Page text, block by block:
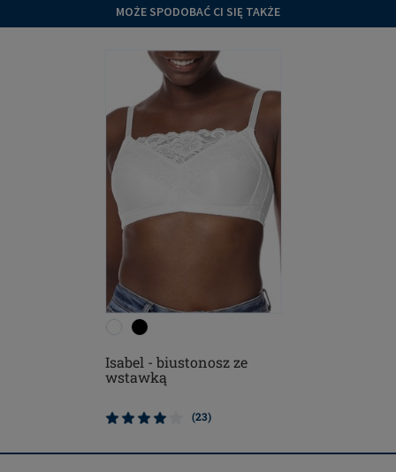
MOŻE SPODOBAĆ CI SIĘ TAKŻE
Isabel - biustonosz ze
wstawką
(23)